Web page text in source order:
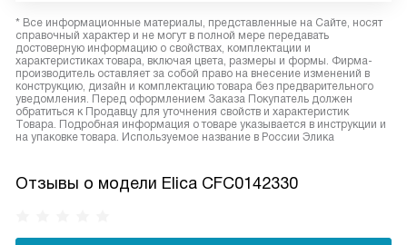
* Все информационные материалы, представленные на Сайте, носят
справочный характер и не могут в полной мере передавать
достоверную информацию о свойствах, комплектации и
характеристиках товара, включая цвета, размеры и формы. Фирма-
производитель оставляет за собой право на внесение изменений в
конструкцию, дизайн и комплектацию товара без предварительного
уведомления. Перед оформлением Заказа Покупатель должен
обратиться к Продавцу для уточнения свойств и характеристик
Товара. Подробная информация о товаре указывается в инструкции и
на упаковке товара. Используемое название в России Элика
Отзывы о модели Elica CFC0142330